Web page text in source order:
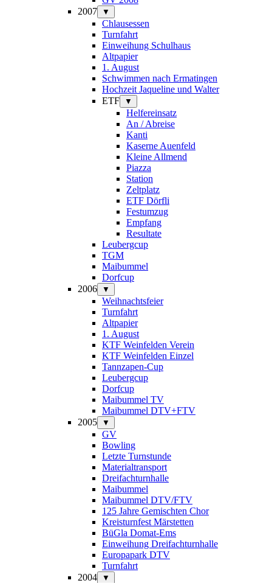
2007
▼
Chlausessen
Turnfahrt
Einweihung Schulhaus
Altpapier
1. August
Schwimmen nach Ermatingen
Hochzeit Jaqueline und Walter
ETF
▼
Helfereinsatz
An / Abreise
Kanti
Kaserne Auenfeld
Kleine Allmend
Piazza
Station
Zeltplatz
ETF Dörfli
Festumzug
Empfang
Resultate
Leubergcup
TGM
Maibummel
Dorfcup
2006
▼
Weihnachtsfeier
Turnfahrt
Altpapier
1. August
KTF Weinfelden Verein
KTF Weinfelden Einzel
Tannzapen-Cup
Leubergcup
Dorfcup
Maibummel TV
Maibummel DTV+FTV
2005
▼
GV
Bowling
Letzte Turnstunde
Materialtransport
Dreifachturnhalle
Maibummel
Maibummel DTV/FTV
125 Jahre Gemischten Chor
Kreisturnfest Märstetten
BüGla Domat-Ems
Einweihung Dreifachturnhalle
Europapark DTV
Turnfahrt
2004
▼